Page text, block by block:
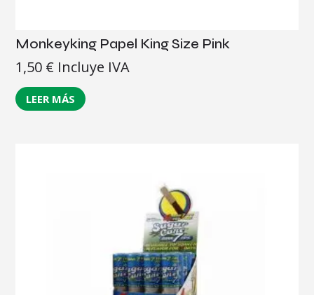
Monkeyking Papel King Size Pink
1,50 € Incluye IVA
LEER MÁS